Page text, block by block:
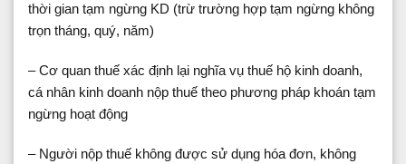
thời gian tạm ngừng KD (trừ trường hợp tạm ngừng không
trọn tháng, quý, năm)
– Cơ quan thuế xác định lại nghĩa vụ thuế hộ kinh doanh,
cá nhân kinh doanh nộp thuế theo phương pháp khoán tạm
ngừng hoạt động
– Người nộp thuế không được sử dụng hóa đơn, không